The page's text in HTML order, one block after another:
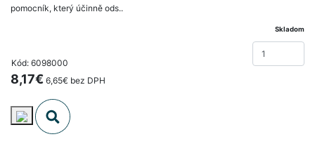
pomocník, který účinně ods..
Kód: 6098000
Skladom
8,17€ 6,65€ bez DPH